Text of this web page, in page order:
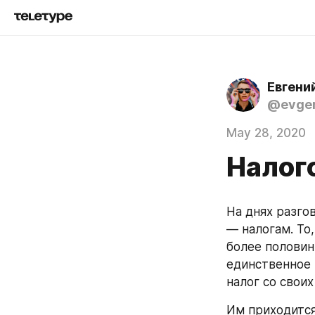
May 28, 2020
На днях
— налогам.
более
налог со
Им